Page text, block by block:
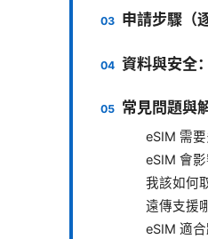
申請步驟（
資料與安全
常見問題與
eSIM 需
eSIM 會
我該如何
遠傳支援
eSIM 適